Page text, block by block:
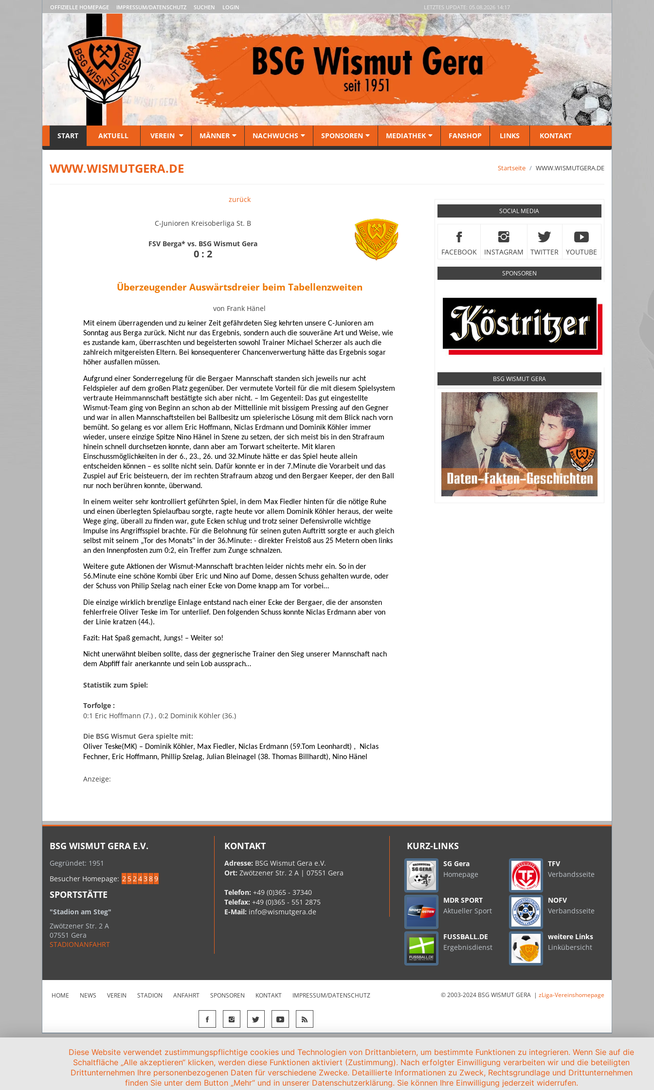
OFFIZIELLE HOMEPAGE IMPRESSUM/DATENSCHUTZ SUCHEN LOGIN LETZTES UPDATE: 05.08.2026 14:17
START AKTUELL VEREIN MÄNNER NACHWUCHS SPONSOREN MEDIATHEK FANSHOP LINKS KONTAKT
WWW.WISMUTGERA.DE Startseite WWW.WISMUTGERA.DE
zurück
C-Junioren Kreisoberliga St. B
FSV Berga* vs. BSG Wismut Gera
0 : 2
Überzeugender Auswärtsdreier beim Tabellenzweiten
von Frank Hänel
Mit einem überragenden und zu keiner Zeit gefährdeten Sieg kehrten unsere C-Junioren am
Sonntag aus Berga zurück. Nicht nur das Ergebnis, sondern auch die souveräne Art und Weise, wie
es zustande kam, überraschten und begeisterten sowohl Trainer Michael Scherzer als auch die
zahlreich mitgereisten Eltern. Bei konsequenterer Chancenverwertung hätte das Ergebnis sogar
höher ausfallen müssen.
Aufgrund einer Sonderregelung für die Bergaer Mannschaft standen sich jeweils nur acht
Feldspieler auf dem großen Platz gegenüber. Der vermutete Vorteil für die mit diesem Spielsystem
vertraute Heimmannschaft bestätigte sich aber nicht. – Im Gegenteil: Das gut eingestellte
Wismut-Team ging von Beginn an schon ab der Mittellinie mit bissigem Pressing auf den Gegner
und war in allen Mannschaftsteilen bei Ballbesitz um spielerische Lösung mit dem Blick nach vorn
bemüht. So gelang es vor allem Eric Hoffmann, Niclas Erdmann und Dominik Köhler immer
wieder, unsere einzige Spitze Nino Hänel in Szene zu setzen, der sich meist bis in den Strafraum
hinein schnell durchsetzen konnte, dann aber am Torwart scheiterte. Mit klaren
Einschussmöglichkeiten in der 6., 23., 26. und 32.Minute hätte er das Spiel heute allein
entscheiden können – es sollte nicht sein. Dafür konnte er in der 7.Minute die Vorarbeit und das
Zuspiel auf Eric beisteuern, der im rechten Strafraum abzog und den Bergaer Keeper, der den Ball
nur noch berühren konnte, überwand.
In einem weiter sehr kontrolliert geführten Spiel, in dem Max Fiedler hinten für die nötige Ruhe
und einen überlegten Spielaufbau sorgte, ragte heute vor allem Dominik Köhler heraus, der weite
Wege ging, überall zu finden war, gute Ecken schlug und trotz seiner Defensivrolle wichtige
Impulse ins Angriffsspiel brachte. Für die Belohnung für seinen guten Auftritt sorgte er auch gleich
selbst mit seinem „Tor des Monats" in der 36.Minute: - direkter Freistoß aus 25 Metern oben links
an den Innenpfosten zum 0:2, ein Treffer zum Zunge schnalzen.
Weitere gute Aktionen der Wismut-Mannschaft brachten leider nichts mehr ein. So in der
56.Minute eine schöne Kombi über Eric und Nino auf Dome, dessen Schuss gehalten wurde, oder
der Schuss von Philip Szelag nach einer Ecke von Dome knapp am Tor vorbei…
Die einzige wirklich brenzlige Einlage entstand nach einer Ecke der Bergaer, die der ansonsten
fehlerfreie Oliver Teske im Tor unterlief. Den folgenden Schuss konnte Niclas Erdmann aber von
der Linie kratzen (44.).
Fazit: Hat Spaß gemacht, Jungs! – Weiter so!
Nicht unerwähnt bleiben sollte, dass der gegnerische Trainer den Sieg unserer Mannschaft nach
dem Abpfiff fair anerkannte und sein Lob aussprach…
Statistik zum Spiel:
Torfolge :
0:1 Eric Hoffmann (7.) , 0:2 Dominik Köhler (36.)
Die BSG Wismut Gera spielte mit:
Oliver Teske(MK) – Dominik Köhler, Max Fiedler, Niclas Erdmann (59.Tom Leonhardt) , Niclas
Fechner, Eric Hoffmann, Phillip Szelag, Julian Bleinagel (38. Thomas Billhardt), Nino Hänel
Anzeige:
SOCIAL MEDIA
FACEBOOK INSTAGRAM TWITTER YOUTUBE
SPONSOREN
BSG WISMUT GERA
BSG WISMUT GERA E.V.
Gegründet: 1951
Besucher Homepage: 2 5243 89
SPORTSTÄTTE
"Stadion am Steg"
Zwötzener Str. 2 A
07551 Gera
STADIONANFAHRT
KONTAKT
Adresse: BSG Wismut Gera e.V.
Ort:Zwötzener Str. 2 A | 07551 Gera
Telefon:+49 (0)365 - 37340
Telefax:+49 (0)365 - 551 2875
E-Mail: info@wismutgera.de
KURZ-LINKS
SG Gera
Homepage
MDR SPORT
Aktueller Sport
FUSSBALL.DE
Ergebnisdienst
TFV
Verbandsseite
NOFV
Verbandsseite
weitere Links
Linkübersicht
HOME NEWS VEREIN STADION ANFAHRT SPONSOREN KONTAKT IMPRESSUM/DATENSCHUTZ © 2003-2024 BSG WISMUT GERA | zLiga-Vereinshomepage
Diese Website verwendet zustimmungspflichtige cookies und Technologien von Drittanbietern, um bestimmte Funktionen zu integrieren. Wenn Sie auf die
Schaltfläche „Alle akzeptieren“ klicken, werden diese Funktionen aktiviert (Zustimmung). Nach erfolgter Einwilligung verarbeiten wir und die beteiligten
Drittunternehmen Ihre personenbezogenen Daten für verschiedene Zwecke. Detaillierte Informationen zu Zweck, Rechtsgrundlage und Drittunternehmen
finden Sie unter dem Button „Mehr“ und in unserer Datenschutzerklärung. Sie können Ihre Einwilligung jederzeit widerrufen.